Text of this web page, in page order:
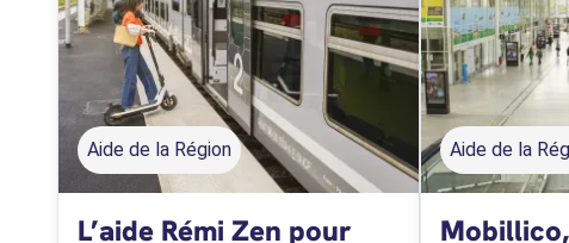
Aide de la Région
L’aide Rémi Zen pour
Aide de la